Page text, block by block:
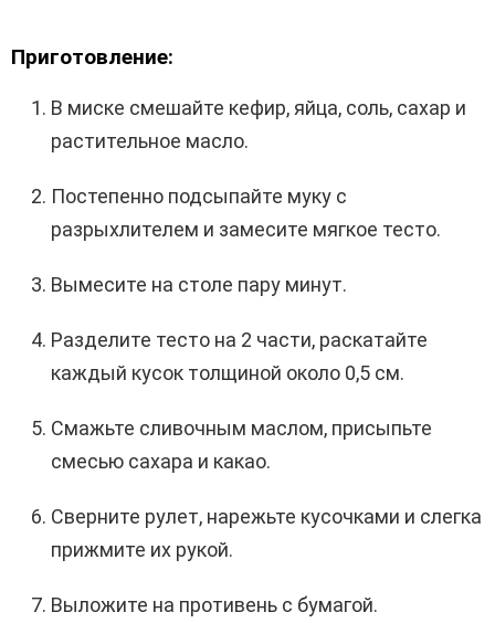
Приготовление:
В миске смешайте кефир, яйца, соль, сахар и
растительное масло.
Постепенно подсыпайте муку с
разрыхлителем и замесите мягкое тесто.
Вымесите на столе пару минут.
Разделите тесто на 2 части, раскатайте
каждый кусок толщиной около 0,5 см.
Смажьте сливочным маслом, присыпьте
смесью сахара и какао.
Сверните рулет, нарежьте кусочками и слегка
прижмите их рукой.
Выложите на противень с бумагой.